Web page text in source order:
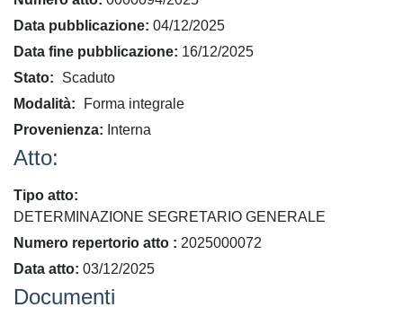
Data pubblicazione 04/12/2025
Data fine pubblicazione 16/12/2025
Stato
Scaduto
Modalità
Forma integrale
Provenienza
Interna
Atto:
Tipo atto
DETERMINAZIONE SEGRETARIO GENERALE
​Numero repertorio atto
2025000072
Data atto 03/12/2025
Documenti